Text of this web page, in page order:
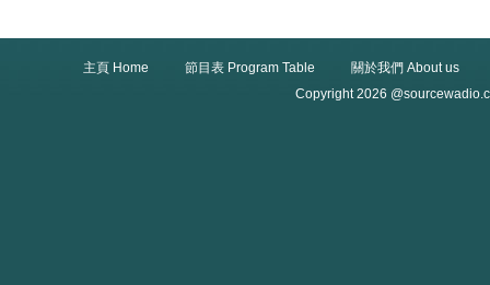
主頁 Home 節目表 Program Table
關於我們 About us
Copyright 2026